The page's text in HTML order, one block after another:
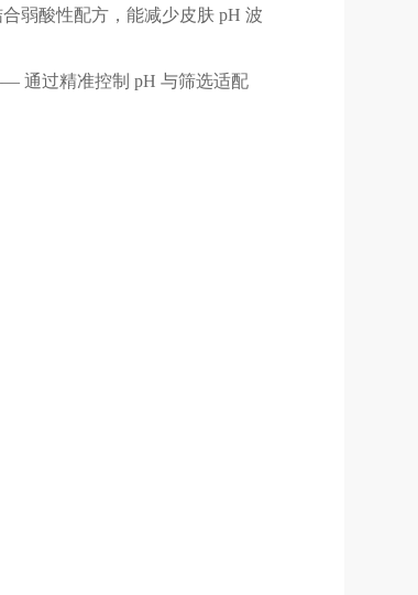
弱酸性配方，能减少皮肤 pH 波
通过精准控制 pH 与筛选适配